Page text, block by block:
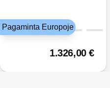
Pagaminta Europoje
1.326,00€